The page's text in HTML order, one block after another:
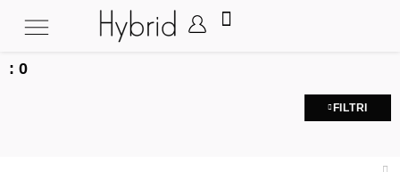
:0
FILTRI